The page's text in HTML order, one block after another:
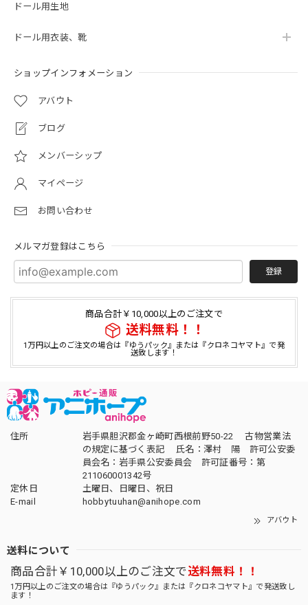
ドール用生地
ドール用衣装、靴
ショップインフォメーション
アバウト
ブログ
メンバーシップ
マイページ
お問い合わせ
メルマガ登録はこちら
登録
商品合計￥10,000以上のご注文で
送料無料！！
1万円以上のご注文の場合は『ゆうパック』または『クロネコヤマト』で発
送致します！
住所
岩手県胆沢郡金ヶ崎町西根前野50-22 古物営業法
の規定に基づく表記 氏名：澤村 陽 許可公安委
員会名：岩手県公安委員会 許可証番号：第
211060001342号
定休日
土曜日、日曜日、祝日
E-mail
hobbytuuhan@anihope.com
アバウト
送料について
商品合計￥10,000以上のご注文で送料無料！！
1万円以上のご注文の場合は『ゆうパック』または『クロネコヤマト』で発送致し
ます！